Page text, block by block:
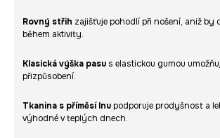
Rovný střih zajišťuje pohodlí při nošení, aniž by
během aktivity.
Klasická výška pasu s elastickou gumou
přizpůsobení.
Tkanina s příměsí lnu podporuje prodyšnost a
výhodné v teplých dnech.